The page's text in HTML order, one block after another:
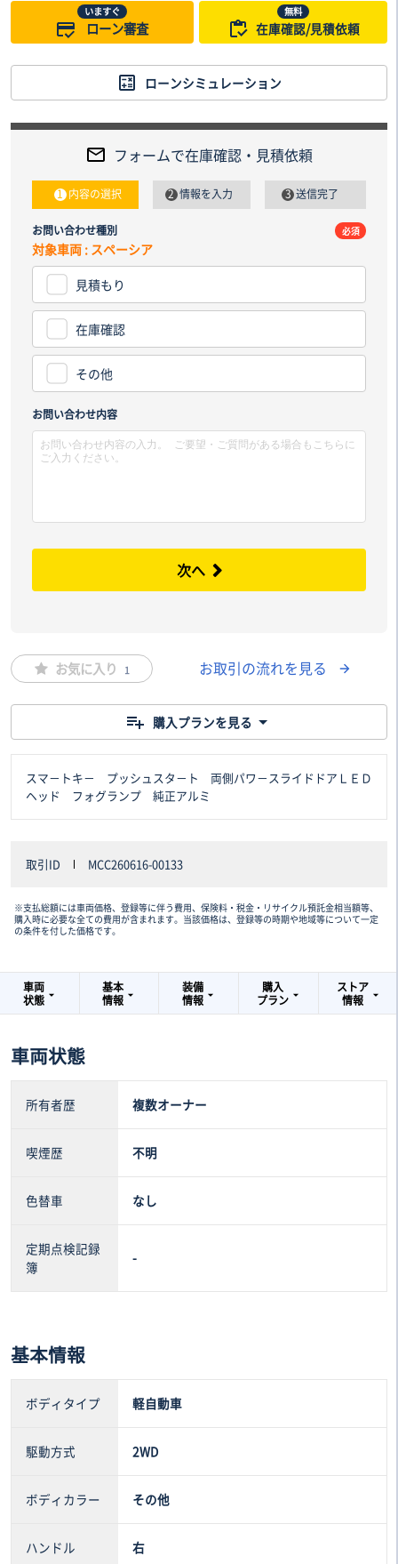
いますぐ
ローン審査
無料
在庫確認/見積依頼
ローンシミュレーション
フォームで在庫確認・見積依頼
内容の選択 情報を入力 送信完了
お問い合わせ種別 必須
対象車両 : スペーシア
見積もり
在庫確認
その他
お問い合わせ内容
次へ
お気に入り 1 お取引の流れを見る
購入プランを見る
スマ－トキ－ プッシュスタ－ト 両側パワ－スライドドアＬＥＤ
ヘッド フォグランプ 純正アルミ
取引ID MCC260616-00133
※支払総額には車両価格、登録等に伴う費用、保険料・税金・リサイクル預託金相当額等、
購入時に必要な全ての費用が含まれます。当該価格は、登録等の時期や地域等について一定
の条件を付した価格です。
車両
状態
基本
情報
装備
情報
購入
プラン
ストア
情報
車両状態
所有者歴 複数オーナー
喫煙歴 不明
色替車 なし
定期点検記録
簿
-
基本情報
ボディタイプ 軽自動車
駆動方式 2WD
ボディカラー その他
ハンドル 右